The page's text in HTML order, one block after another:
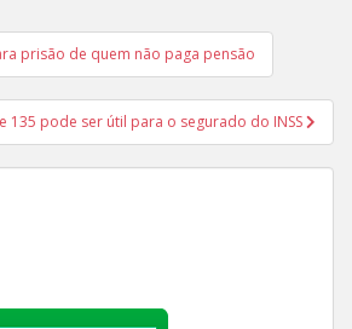
prisão de quem não paga pensão
135 pode ser útil para o segurado do INSS